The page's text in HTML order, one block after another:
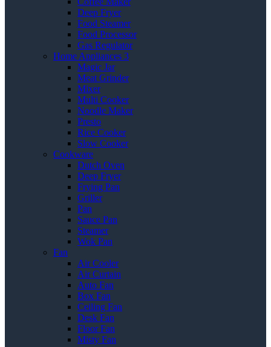
Deep Fryer
Food Steamer
Food Processor
Gas Regulator
Home Appliances 3
Magic Jar
Meat Grinder
Mixer
Multi Cooker
Noodle Maker
Presto
Rice Cooker
Slow Cooker
Cookware
Dutch Oven
Deep Fryer
Frying Pan
Griller
Pan
Sauce Pan
Steamer
Wok Pan
Fan
Air Cooler
Air Curtain
Auto Fan
Box Fan
Ceiling Fan
Desk Fan
Floor Fan
Misty Fan